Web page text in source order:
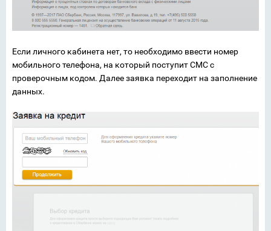
Если личного кабинета нет, то необходимо ввести номер
мобильного телефона, на который поступит СМС с
проверочным кодом. Далее заявка переходит на заполнение
данных.